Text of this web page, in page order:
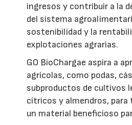
ingresos y contribuir a la
del sistema
sostenibilidad y la
explotaciones agrarias.
GO BioChargae aspira a
agrícolas, como podas,
subproductos de cultivos
cítricos y almendros,
un material beneficioso